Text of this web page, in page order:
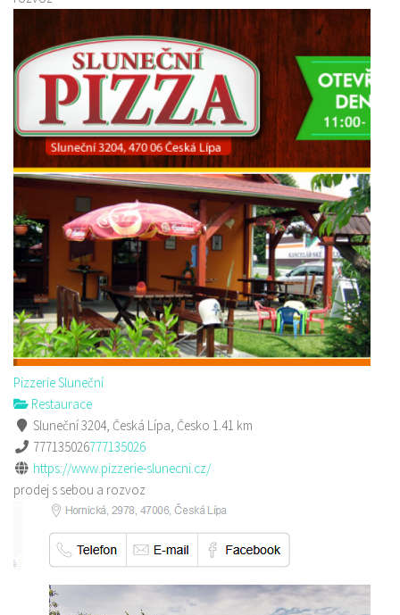
Pizzerie Sluneční
Restaurace
Sluneční 3204, Česká Lípa, Česko 1.41 km
777135026777135026
https://www.pizzerie-slunecni.cz/
prodej s sebou a rozvoz